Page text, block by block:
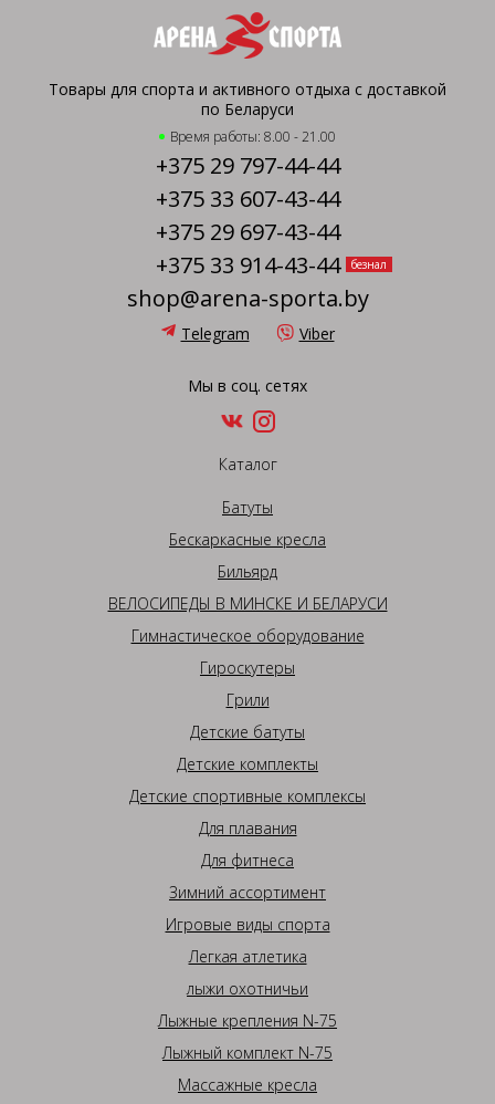
Товары для спорта и активного отдыха с доставкой
по Беларуси
Время работы: 8.00 - 21.00
+375 29 797-44-44
+375 33 607-43-44
+375 29 697-43-44
+375 33 914-43-44
безнал
shop@arena-sporta.by
Telegram Viber
Мы в соц. сетях
Каталог
Батуты
Бескаркасные кресла
Бильярд
ВЕЛОСИПЕДЫ В МИНСКЕ И БЕЛАРУСИ
Гимнастическое оборудование
Гироскутеры
Грили
Детские батуты
Детские комплекты
Детские спортивные комплексы
Для плавания
Для фитнеса
Зимний ассортимент
Игровые виды спорта
Легкая атлетика
лыжи охотничьи
Лыжные крепления N-75
Лыжный комплект N-75
Массажные кресла